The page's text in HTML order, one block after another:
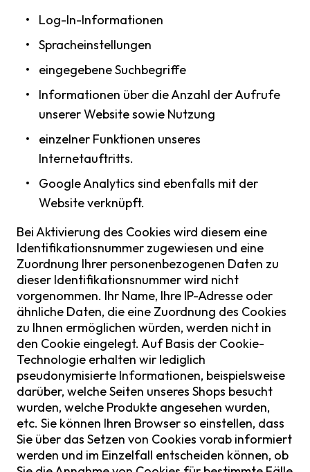
Log-In-Informationen
Spracheinstellungen
eingegebene Suchbegriffe
Informationen über die Anzahl der Aufrufe
unserer Website sowie Nutzung
einzelner Funktionen unseres
Internetauftritts.
Google Analytics sind ebenfalls mit der
Website verknüpft.
Bei Aktivierung des Cookies wird diesem eine
Identifikationsnummer zugewiesen und eine
Zuordnung Ihrer personenbezogenen Daten zu
dieser Identifikationsnummer wird nicht
vorgenommen. Ihr Name, Ihre IP-Adresse oder
ähnliche Daten, die eine Zuordnung des Cookies
zu Ihnen ermöglichen würden, werden nicht in
den Cookie eingelegt. Auf Basis der Cookie-
Technologie erhalten wir lediglich
pseudonymisierte Informationen, beispielsweise
darüber, welche Seiten unseres Shops besucht
wurden, welche Produkte angesehen wurden,
etc. Sie können Ihren Browser so einstellen, dass
Sie über das Setzen von Cookies vorab informiert
werden und im Einzelfall entscheiden können, ob